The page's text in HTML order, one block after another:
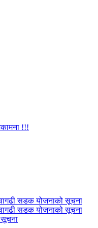
!!!
सडक योजनाको सूचना
सडक योजनाको सूचना
सूचना